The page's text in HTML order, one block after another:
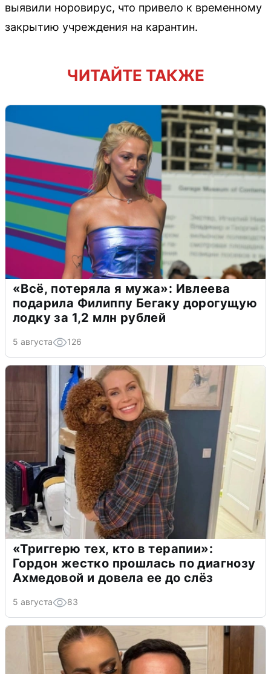
выявили норовирус, что привело к временному
закрытию учреждения на карантин.
ЧИТАЙТЕ ТАКЖЕ
«Всё, потеряла я мужа»: Ивлеева
подарила Филиппу Бегаку дорогущую
лодку за 1,2 млн рублей
5 августа 126
«Триггерю тех, кто в терапии»:
Гордон жестко прошлась по диагнозу
Ахмедовой и довела ее до слёз
5 августа 83